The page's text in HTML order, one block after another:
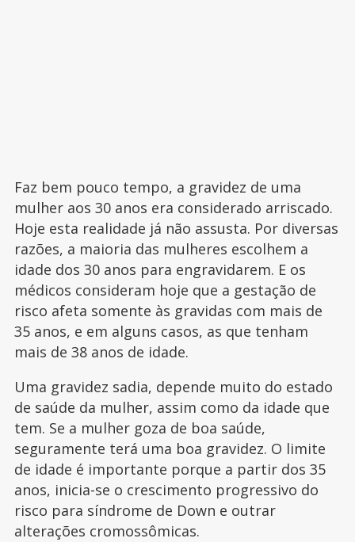
Faz bem pouco tempo, a gravidez de uma
mulher aos 30 anos era considerado arriscado.
Hoje esta realidade já não assusta. Por diversas
razões, a maioria das mulheres escolhem a
idade dos 30 anos para engravidarem. E os
médicos consideram hoje que a gestação de
risco afeta somente às gravidas com mais de
35 anos, e em alguns casos, as que tenham
mais de 38 anos de idade.
Uma gravidez sadia, depende muito do estado
de saúde da mulher, assim como da idade que
tem. Se a mulher goza de boa saúde,
seguramente terá uma boa gravidez. O limite
de idade é importante porque a partir dos 35
anos, inicia-se o crescimento progressivo do
risco para síndrome de Down e outrar
alterações cromossômicas.